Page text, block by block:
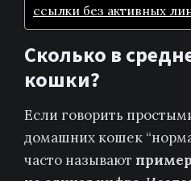
ссылки без активных
Сколько в
кошки?
Если говорить
домашних кошек
часто называют